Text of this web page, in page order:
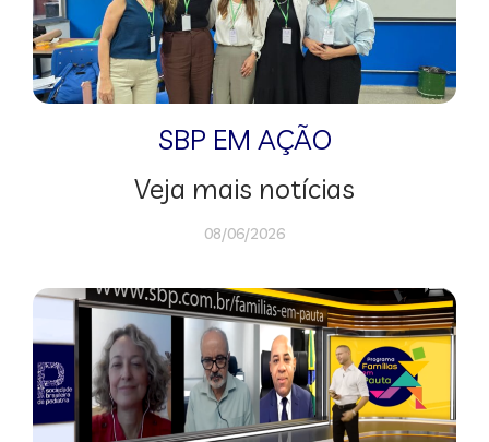
SBP EM AÇÃO
Veja mais notícias
08/06/2026